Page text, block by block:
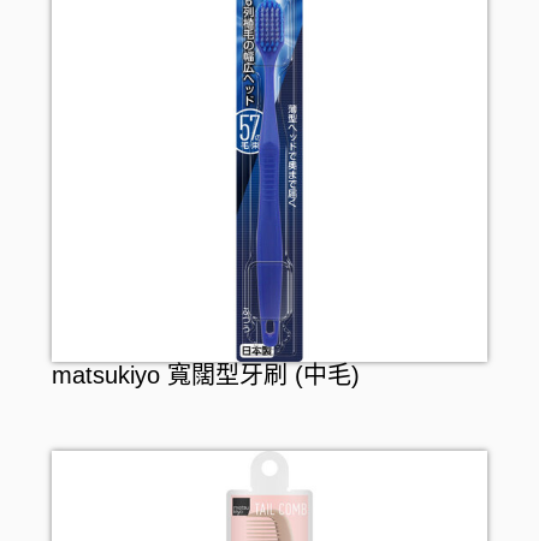
matsukiyo 寬闊型牙刷 (中毛)